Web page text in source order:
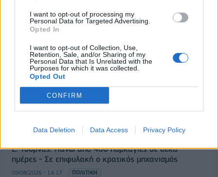
I want to opt-out of processing my
Personal Data for Targeted Advertising.
Opted In
I want to opt-out of Collection, Use,
Retention, Sale, and/or Sharing of my
Personal Data that Is Unrelated with the
Purposes for which it was collected.
Opted Out
CONFIRM
Data Deletion Data Access Privacy Policy
ΡΟΗ ΕΙΔΗΣΕΩΝ
Π. Μαρινάκης: «Το δημογραφικό δεν μπορεί να
09/08/2026 - 14:34 ΠΟΛΙΤΙΚΗ
Ε. Τουρνάς: Πάνω από 400 πυρκαγιές σε δέκα
ημέρες - Σε επιφυλακή ο κρατικός μηχανισμός
09/08/2026 - 14:17 ΠΟΛΙΤΙΚΗ